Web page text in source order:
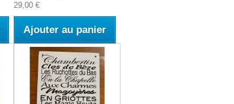
29,00 €
Ajouter au panier